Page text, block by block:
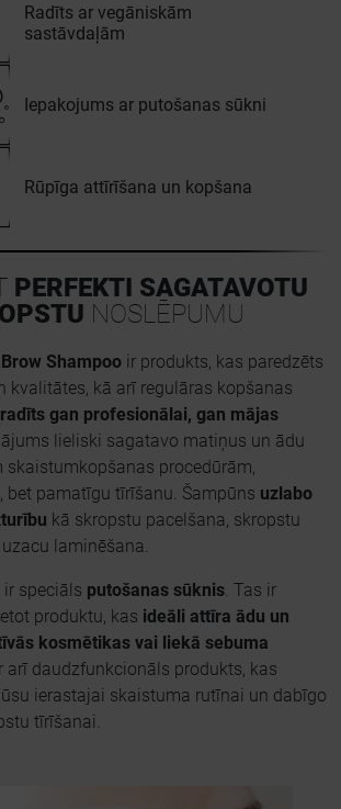
Radīts ar vegāniskām
sastāvdaļām
Iepakojums ar putošanas sūkni
Rūpīga attīrīšana un kopšana
PERFEKTI SAGATAVOTU
NOSLĒPUMU
Shampoo ir produkts, kas paredzēts
kvalitātes, kā arī regulāras kopšanas
radīts gan profesionālai, gan mājas
lieliski sagatavo matiņus un ādu
skaistumkopšanas procedūrām,
bet pamatīgu tīrīšanu. Šampūns uzlabo
kā skropstu pacelšana, skropstu
laminēšana.
speciāls putošanas sūknis. Tas ir
produktu, kas ideāli attīra ādu un
kosmētikas vai liekā sebuma
arī daudzfunkcionāls produkts, kas
ierastajai skaistuma rutīnai un dabīgo
tīrīšanai.